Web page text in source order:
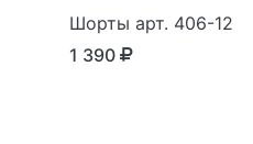
Шорты арт. 406-12
1 390